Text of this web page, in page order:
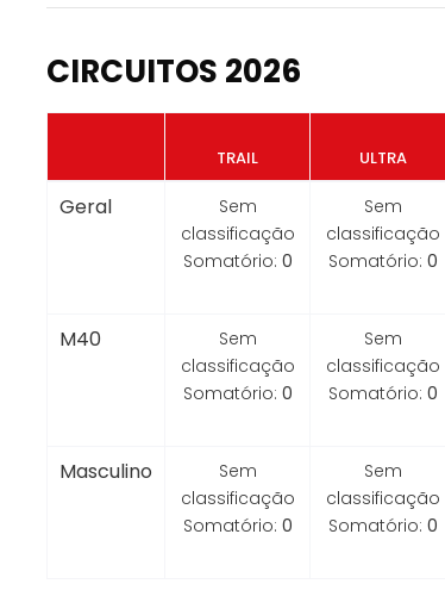
CIRCUITOS 2026
TRAIL ULTRA
Geral
Sem
classificação
Somatório: 0
Sem
classificação
Somatório: 0
M40
Sem
classificação
Somatório: 0
Sem
classificação
Somatório: 0
Masculino
Sem
classificação
Somatório: 0
Sem
classificação
Somatório: 0